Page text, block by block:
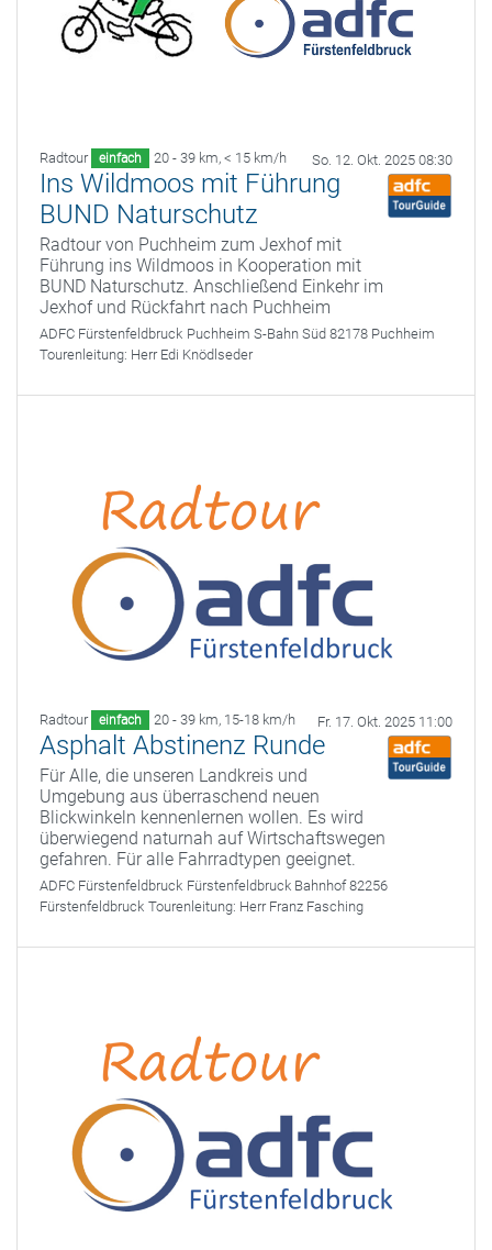
Radtour einfach 20 - 39 km, < 15 km/h So. 12. Okt. 2025 08:30
Ins Wildmoos mit Führung
BUND Naturschutz
Radtour von Puchheim zum Jexhof mit
Führung ins Wildmoos in Kooperation mit
BUND Naturschutz. Anschließend Einkehr im
Jexhof und Rückfahrt nach Puchheim
ADFC Fürstenfeldbruck Puchheim S-Bahn Süd 82178 Puchheim
Tourenleitung: Herr Edi Knödlseder
Radtour einfach 20 - 39 km, 15-18 km/h Fr. 17. Okt. 2025 11:00
Asphalt Abstinenz Runde
Für Alle, die unseren Landkreis und
Umgebung aus überraschend neuen
Blickwinkeln kennenlernen wollen. Es wird
überwiegend naturnah auf Wirtschaftswegen
gefahren. Für alle Fahrradtypen geeignet.
ADFC Fürstenfeldbruck Fürstenfeldbruck Bahnhof 82256
Fürstenfeldbruck Tourenleitung: Herr Franz Fasching